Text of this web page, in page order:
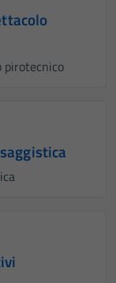
pirotecnico